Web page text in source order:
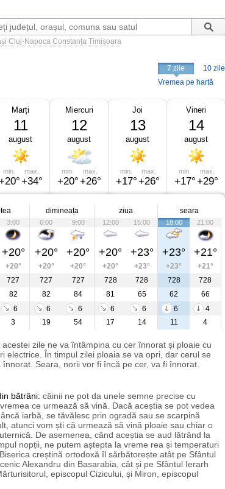
Cluj-Napoca Constanța Timișoara
7 zile
10 zile
Vremea pe hartă
Marți
11
august
min. max.
+34°
Miercuri
12
august
min.
+20°
max.
+26°
Joi
13
august
min.
+17°
max.
+26°
Vineri
14
august
min.
+17°
max.
+29°
dimineața ziua seara
3:00 6:00 9:00 12:00 15:00 18:00 21:00
+20° +20° +20° +20° +23° +23° +21°
+20° +20° +20° +20° +23° +23°
+21°
727 727 727 728 728 728
728
82 82 84 81 65 62
66
6 6 6 6 6 6
4
3 19 54 17 14 11 4
acestei zile ne va întâmpina cu cer înnorat și ploaie cu
electrice. În timpul zilei ploaia se va opri, dar cerul se
înnorat. Seara, norii vor fi încă pe cer, va fi înnorat.
bătrâni: câinii ne pot da unele semne precise cu
ce urmează să vină. Dacă aceștia se pot vedea
iarbă, se tăvălesc prin ogradă sau se scarpină
atunci vom ști că urmează să vină ploaie sau chiar o
De asemenea, când aceștia se aud lătrând la
nopții, ne putem aștepta la vreme rea și temperaturi
creștină ortodoxă îl sărbătorește atât pe Sfântul
Alexandru din Basarabia, cât și pe Sfântul Ierarh
episcopul Cizicului, și Miron, episcopul